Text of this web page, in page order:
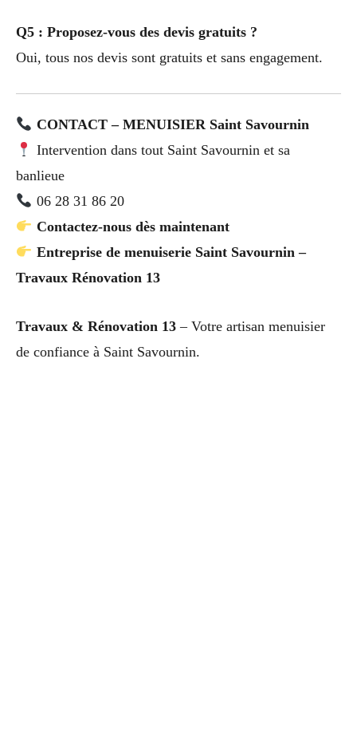
Q5 : Proposez-vous des devis gratuits ?
Oui, tous nos devis sont gratuits et sans engagement.
CONTACT – MENUISIER Saint Savournin
Intervention dans tout Saint Savournin et sa
banlieue
06 28 31 86 20
Contactez-nous dès maintenant
Entreprise de menuiserie Saint Savournin –
Travaux Rénovation 13
Travaux & Rénovation 13 – Votre artisan menuisier
de confiance à Saint Savournin.